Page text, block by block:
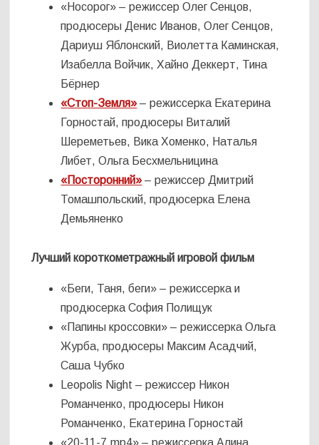
«Носорог» – режиссер Олег Сенцов,
продюсеры Денис Иванов, Олег Сенцов,
Дариуш Яблонский, Виолетта Каминская,
Изабелла Войчик, Хайно Деккерт, Тина
Бёрнер
«Стоп-Земля»– режиссерка Екатерина
Горностай, продюсеры Виталий
Шереметьев, Вика Хоменко, Наталья
Либет, Ольга Бесхмельницина
«Посторонний»– режиссер Дмитрий
Томашпольский, продюсерка Елена
Демьяненко
Лучший короткометражный игровой фильм
«Беги, Таня, беги» – режиссерка и
продюсерка София Полищук
«Папины кроссовки» – режиссерка Ольга
Журба, продюсеры Максим Асадчий,
Саша Чубко
Leopolis Night – режиссер Никон
Романченко, продюсеры Никон
Романченко, Екатерина Горностай